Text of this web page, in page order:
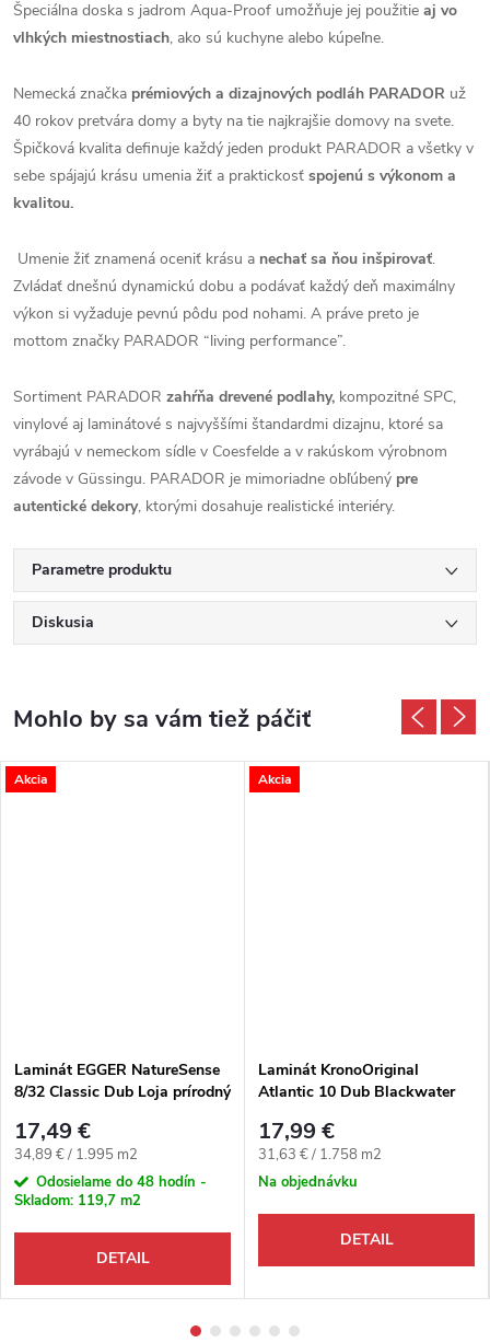
Špeciálna doska s jadrom Aqua-Proof umožňuje jej použitie aj vo
vlhkých miestnostiach, ako sú kuchyne alebo kúpeľne.
Nemecká značka prémiových a dizajnových podláh PARADOR už
40 rokov pretvára domy a byty na tie najkrajšie domovy na svete.
Špičková kvalita definuje každý jeden produkt PARADOR a všetky v
sebe spájajú krásu umenia žiť a praktickosť spojenú s výkonom a
kvalitou.
Umenie žiť znamená oceniť krásu a nechať sa ňou inšpirovať.
Zvládať dnešnú dynamickú dobu a podávať každý deň maximálny
výkon si vyžaduje pevnú pôdu pod nohami. A práve preto je
mottom značky PARADOR “living performance”.
Sortiment PARADOR zahŕňa drevené podlahy, kompozitné SPC,
vinylové aj laminátové s najvyššími štandardmi dizajnu, ktoré sa
vyrábajú v nemeckom sídle v Coesfelde a v rakúskom výrobnom
závode v Güssingu. PARADOR je mimoriadne obľúbený pre
autentické dekory, ktorými dosahuje realistické interiéry.
Parametre produktu
Diskusia
Akcia
Laminát EGGER NatureSense
8/32 Classic Dub Loja prírodný
17,49 €
Jednotková cena:
34,89 € / 1.995 m2
Odosielame do 48 hodín -
Skladom: 119,7 m2
DETAIL
Akcia
Laminát KronoOriginal
Atlantic 10 Dub Blackwater
17,99 €
Jednotková cena:
31,63 € / 1.758 m2
Na objednávku
DETAIL